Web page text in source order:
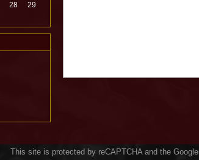
28
29
This site is protected by reCAPTCHA and the Google